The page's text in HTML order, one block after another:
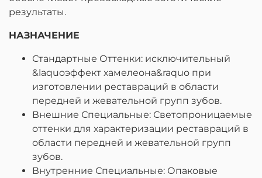
результаты.
НАЗНАЧЕНИЕ
Стандартные Оттенки: исключительный
&laquoэффект хамелеона&raquo при
изготовлении реставраций в области
передней и жевательной групп зубов.
Внешние Специальные: Светопроницаемые
оттенки для характеризации реставраций в
области передней и жевательной групп
зубов.
Внутренние Специальные: Опаковые